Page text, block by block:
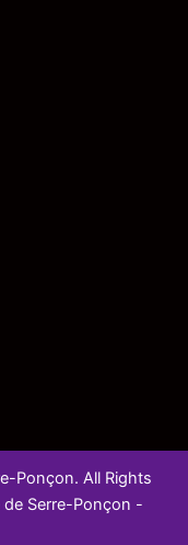
Ponçon. All Rights
de Serre-Ponçon -